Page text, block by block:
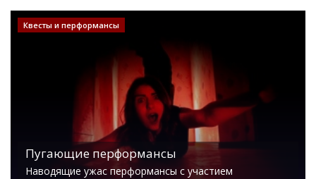
Квесты и перформансы
Пугающие перформансы
Наводящие ужас перформансы с участием